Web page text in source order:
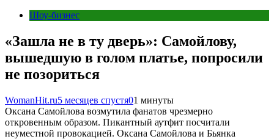
Шоу-бизнес
«Зашла не в ту дверь»: Самойлову,
вышедшую в голом платье, попросили
не позориться
WomanHit.ru5 месяцев спустя01 минуты
Оксана Самойлова возмутила фанатов чрезмерно
откровенным образом. Пикантный аутфит посчитали
неуместной провокацией. Оксана Самойлова и Бьянка